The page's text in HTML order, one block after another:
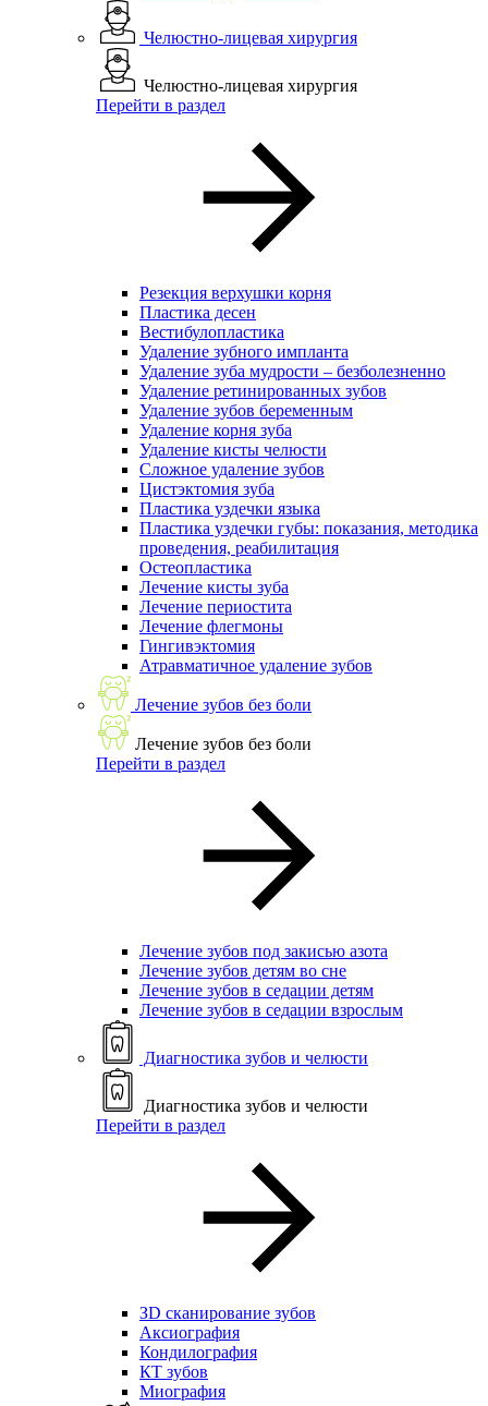
Челюстно-лицевая хирургия
Челюстно-лицевая хирургия
Перейти в раздел
Резекция верхушки корня
Пластика десен
Вестибулопластика
Удаление зубного импланта
Удаление зуба мудрости – безболезненно
Удаление ретинированных зубов
Удаление зубов беременным
Удаление корня зуба
Удаление кисты челюсти
Сложное удаление зубов
Цистэктомия зуба
Пластика уздечки языка
Пластика уздечки губы: показания, методика
проведения, реабилитация
Остеопластика
Лечение кисты зуба
Лечение периостита
Лечение флегмоны
Гингивэктомия
Атравматичное удаление зубов
Лечение зубов без боли
Лечение зубов без боли
Перейти в раздел
Лечение зубов под закисью азота
Лечение зубов детям во сне
Лечение зубов в седации детям
Лечение зубов в седации взрослым
Диагностика зубов и челюсти
Диагностика зубов и челюсти
Перейти в раздел
ЗD сканирование зубов
Аксиография
Кондилография
КТ зубов
Миография